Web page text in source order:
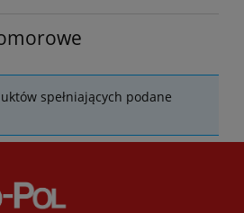
spełniających podane